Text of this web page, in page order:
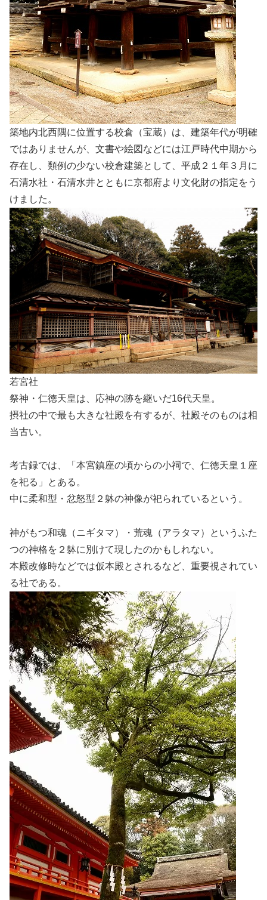
築地内北西隅に位置する校倉（宝蔵）は、建築年代が明確
ではありませんが、文書や絵図などには江戸時代中期から
存在し、類例の少ない校倉建築として、平成２１年３月に
石清水社・石清水井とともに京都府より文化財の指定をう
けました。
若宮社
祭神・仁徳天皇は、応神の跡を継いだ16代天皇。
摂社の中で最も大きな社殿を有するが、社殿そのものは相
当古い。
考古録では、「本宮鎮座の頃からの小祠で、仁徳天皇１座
を祀る」とある。
中に柔和型・忿怒型２躰の神像が祀られているという。
神がもつ和魂（ニギタマ）・荒魂（アラタマ）というふた
つの神格を２躰に別けて現したのかもしれない。
本殿改修時などでは仮本殿とされるなど、重要視されてい
る社である。